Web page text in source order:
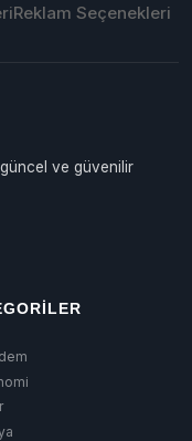
Reklam Seçenekleri
ve güvenilir